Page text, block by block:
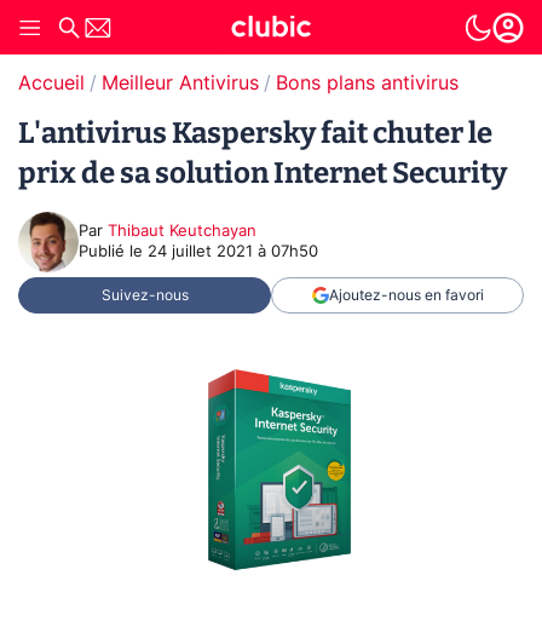
Accueil Meilleur Antivirus Bons plans antivirus
L'antivirus Kaspersky fait chuter le
prix de sa solution Internet Security
Par Thibaut Keutchayan
Publié le 24 juillet 2021 à 07h50
Suivez-nous Ajoutez-nous en favori